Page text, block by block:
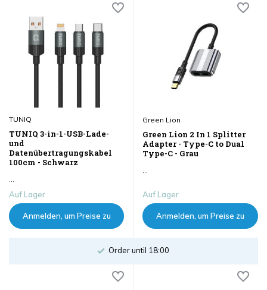
TUNIQ
TUNIQ 3-in-1-USB-Lade-
und
Datenübertragungskabel
100cm - Schwarz
Auf Lager
Anmelden, um Preise zu
Green Lion
Green Lion 2 In 1 Splitter
Adapter - Type-C to Dual
Type-C - Grau
Auf Lager
Anmelden, um Preise zu
Order until 18:00